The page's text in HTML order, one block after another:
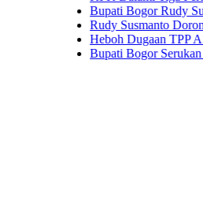
Bupati Bogor Rudy Susmanto
Rudy Susmanto Dorong
Heboh Dugaan TPP ASN
Bupati Bogor Serukan